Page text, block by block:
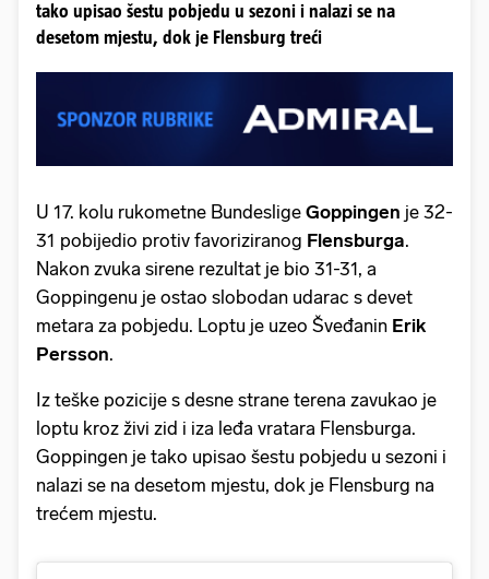
tako upisao šestu pobjedu u sezoni i nalazi se na
desetom mjestu, dok je Flensburg treći
U 17. kolu rukometne Bundeslige Goppingen je 32-
31 pobijedio protiv favoriziranog Flensburga.
Nakon zvuka sirene rezultat je bio 31-31, a
Goppingenu je ostao slobodan udarac s devet
metara za pobjedu. Loptu je uzeo Šveđanin Erik
Persson.
Iz teške pozicije s desne strane terena zavukao je
loptu kroz živi zid i iza leđa vratara Flensburga.
Goppingen je tako upisao šestu pobjedu u sezoni i
nalazi se na desetom mjestu, dok je Flensburg na
trećem mjestu.